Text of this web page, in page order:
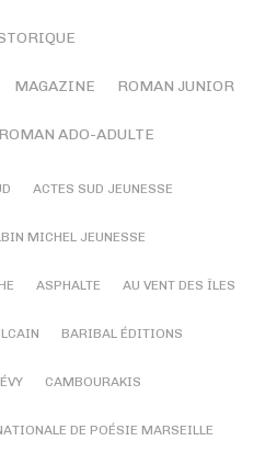
MAGAZINE ROMAN JUNIOR
ROMAN ADO-ADULTE
ACTES SUD JEUNESSE
MICHEL JEUNESSE
ASPHALTE AU VENT DES ÎLES
BARIBAL ÉDITIONS
CAMBOURAKIS
DE POÉSIE MARSEILLE